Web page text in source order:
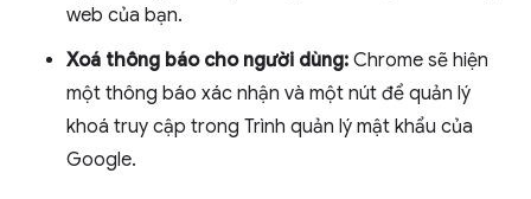
web của bạn.
Xoá thông báo cho người dùng: Chrome sẽ hiện
một thông báo xác nhận và một nút để quản lý
khoá truy cập trong Trình quản lý mật khẩu của
Google.